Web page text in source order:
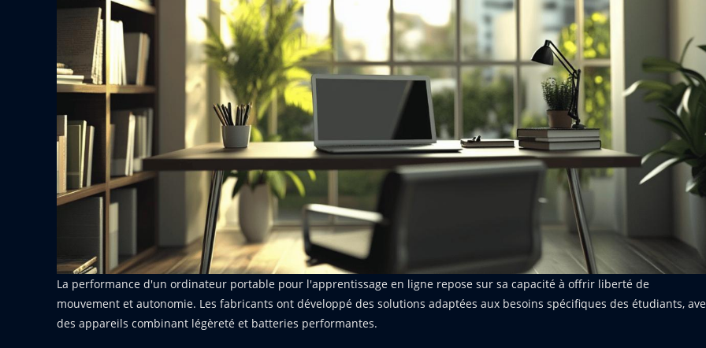
La performance d'un ordinateur portable pour l'apprentissage en ligne repose sur sa capacité à offrir liberté de
mouvement et autonomie. Les fabricants ont développé des solutions adaptées aux besoins spécifiques des étudiants,
des appareils combinant légèreté et batteries performantes.